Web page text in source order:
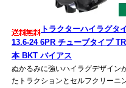
トラクターハイラグタ
13.6-24 6PR チューブタイプ
本 BKT バイアス
ぬかるみに強いハイラグデザイン
たトラクションとセルフクリーニ